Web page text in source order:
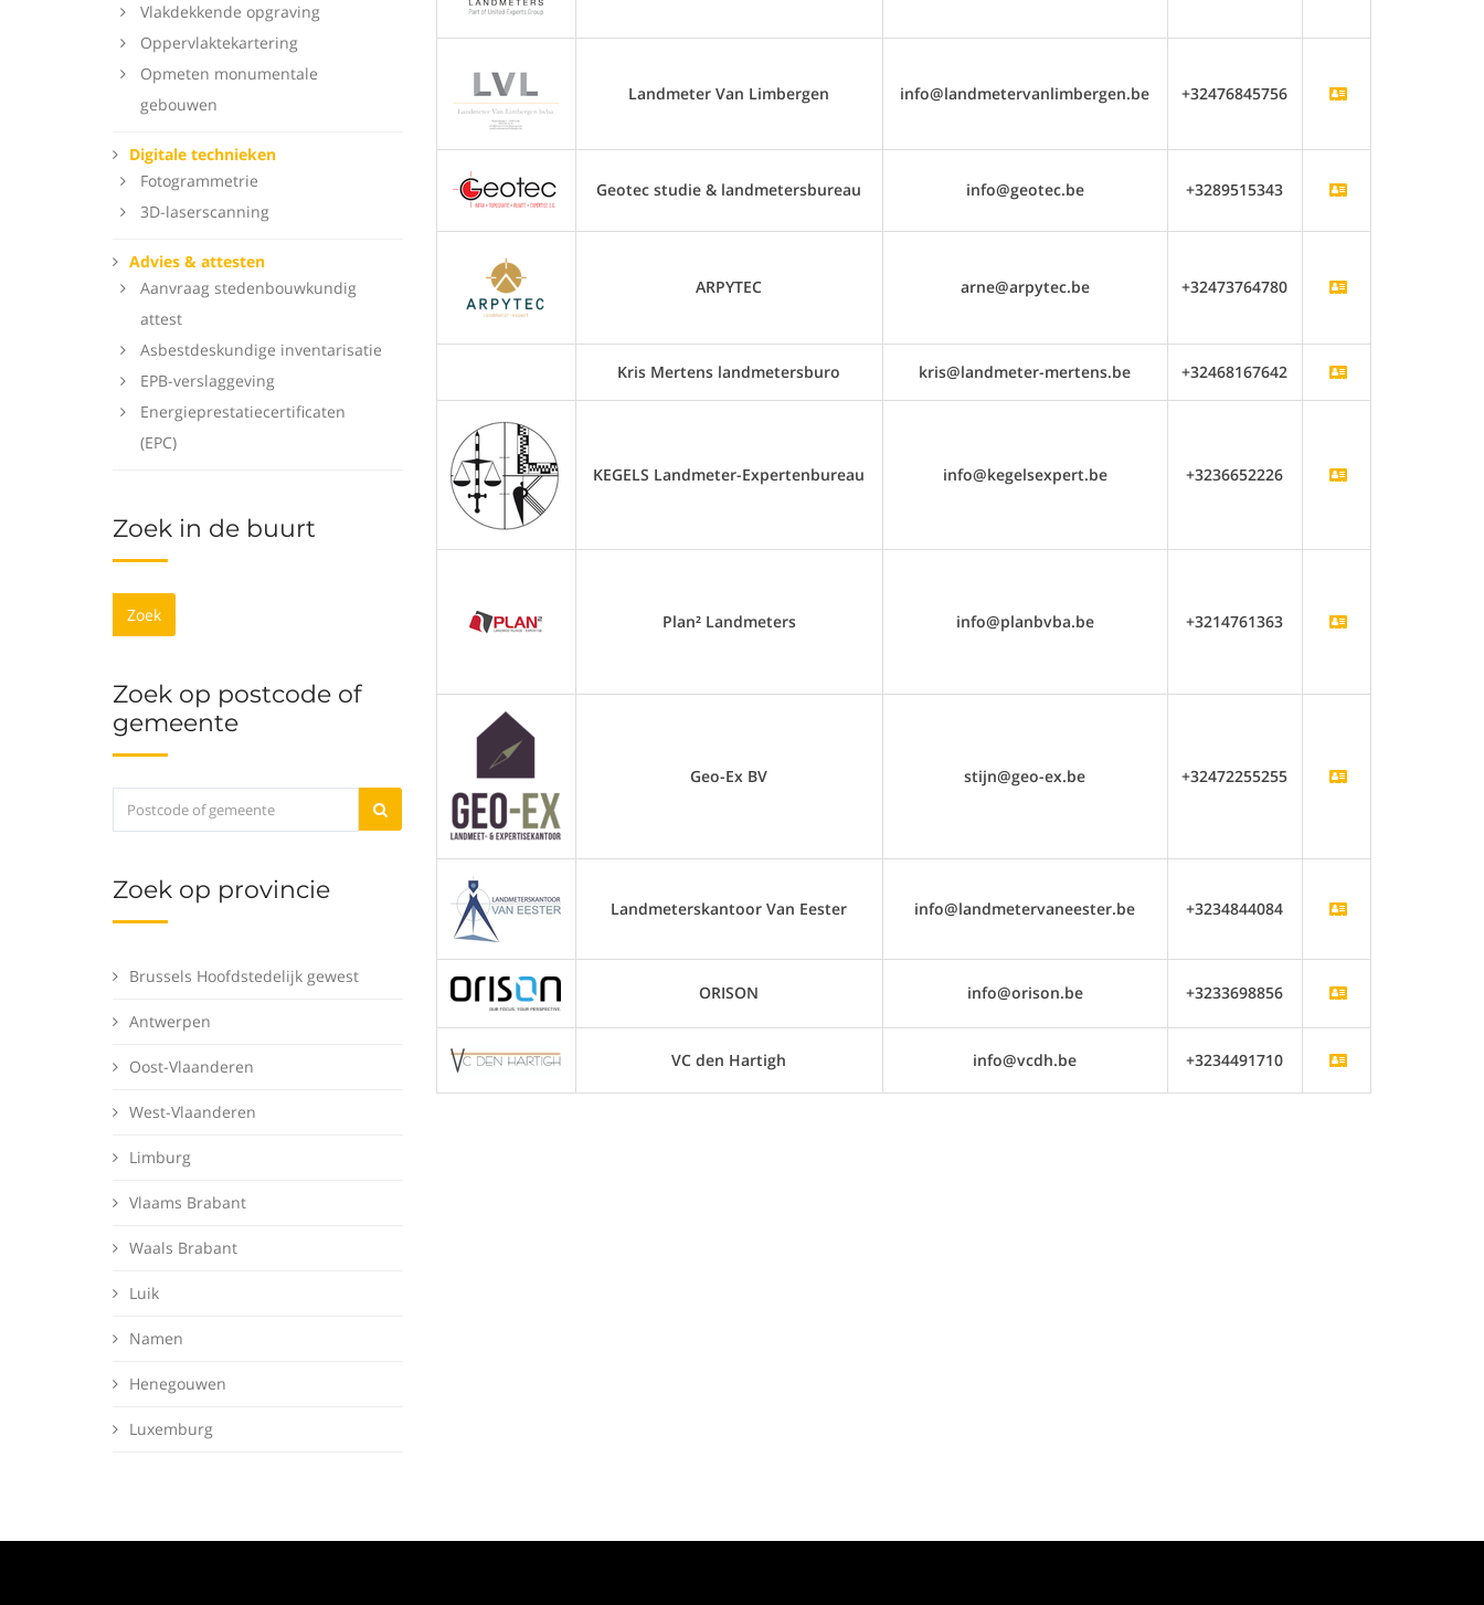
Vlakdekkende opgraving
Oppervlaktekartering
Opmeten monumentale
gebouwen
Digitale technieken
Fotogrammetrie
3D-laserscanning
Advies & attesten
Aanvraag stedenbouwkundig
attest
Asbestdeskundige inventarisatie
EPB-verslaggeving
Energieprestatiecertificaten
(EPC)
Zoek in de buurt
Zoek
Zoek op postcode of
gemeente
Zoek op provincie
Brussels Hoofdstedelijk gewest
Antwerpen
Oost-Vlaanderen
West-Vlaanderen
Limburg
Vlaams Brabant
Waals Brabant
Luik
Namen
Henegouwen
Luxemburg
Landmeter Van Limbergen info@landmetervanlimbergen.be +32476845756
Geotec studie & landmetersbureau info@geotec.be +3289515343
ARPYTEC arne@arpytec.be +32473764780
Kris Mertens landmetersburo kris@landmeter-mertens.be +32468167642
KEGELS Landmeter-Expertenbureau info@kegelsexpert.be +3236652226
Plan² Landmeters info@planbvba.be +3214761363
Geo-Ex BV stijn@geo-ex.be +32472255255
Landmeterskantoor Van Eester info@landmetervaneester.be +3234844084
ORISON info@orison.be +3233698856
VC den Hartigh info@vcdh.be +3234491710